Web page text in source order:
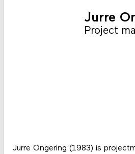
Jurre
Project
Jurre Ongering (1983) is